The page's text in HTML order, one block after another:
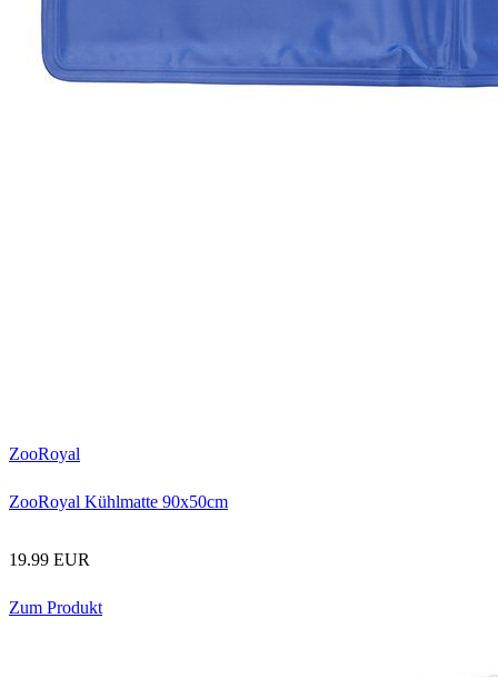
ZooRoyal
ZooRoyal Kühlmatte 90x50cm
19.99 EUR
Zum Produkt